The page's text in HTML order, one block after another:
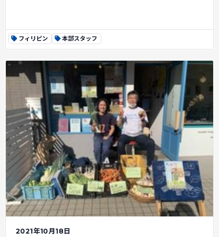
フィリピン 本部スタッフ
2021年10月18日